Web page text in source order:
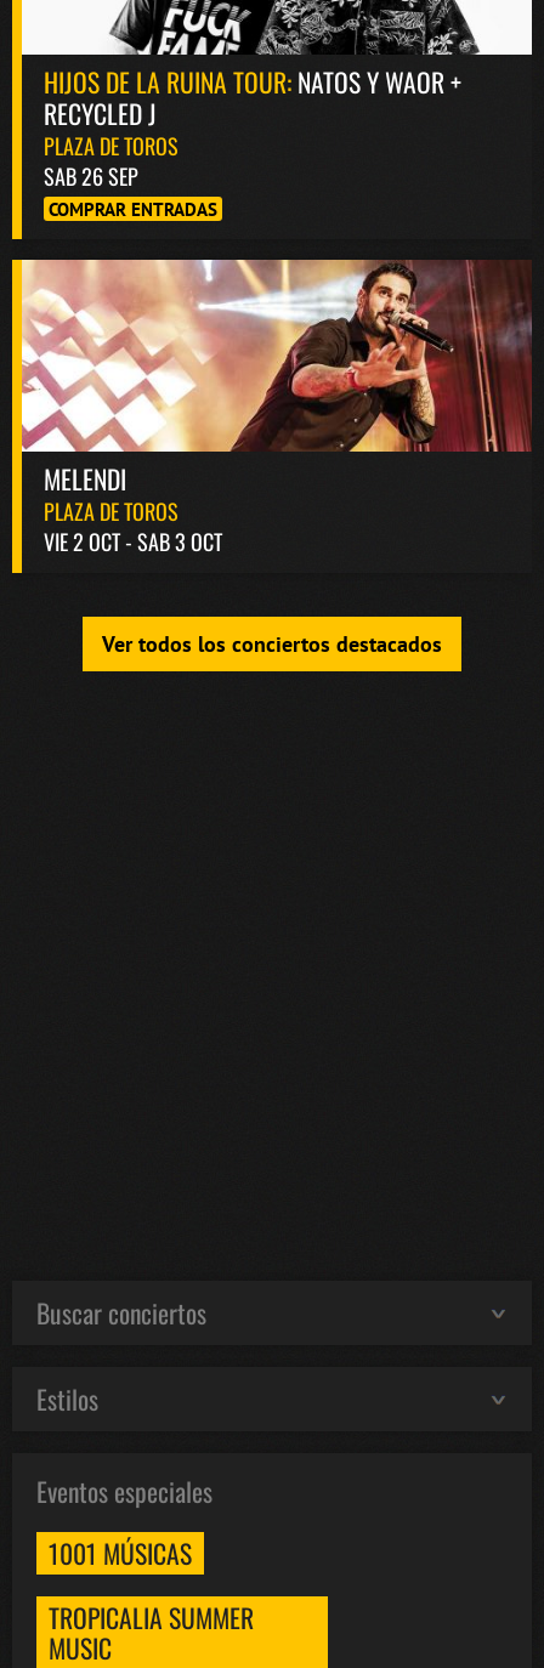
HIJOS DE LA RUINA TOUR:NATOS Y WAOR +
RECYCLED J
PLAZA DE TOROS
SAB 26 SEP
COMPRAR ENTRADAS
MELENDI
PLAZA DE TOROS
VIE 2 OCT - SAB 3 OCT
Ver todos los conciertos destacados
Buscar conciertos
Estilos
Eventos especiales
1001 MÚSICAS
TROPICALIA SUMMER
MUSIC